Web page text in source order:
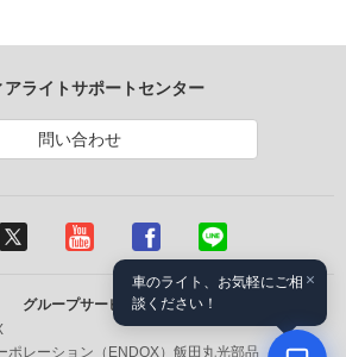
アライトサポートセンター
問い合わせ
グループサービス
レーション（ENDOX） 飯田丸光部品
×
車のライト、お気軽にご相
談ください！